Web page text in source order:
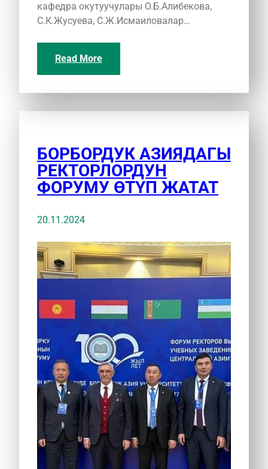
кафедра окутуучулары О.Б.Алибекова,
С.К.Жусуева, С.Ж.Исмаиловалар…
Read More
БОРБОРДУК АЗИЯДАГЫ
РЕКТОРЛОРДУН
ФОРУМУ ӨТҮП ЖАТАТ
20.11.2024